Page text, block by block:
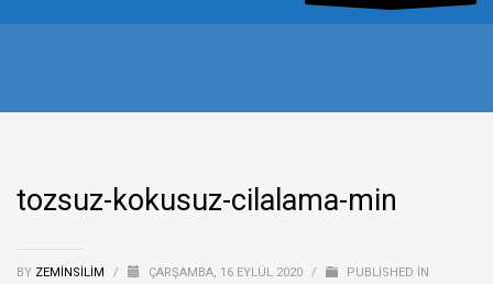
tozsuz-kokusuz-cilalama-min
BY ZEMINSILIM / ÇARŞAMBA, 16 EYLÜL 2020 / PUBLISHED IN